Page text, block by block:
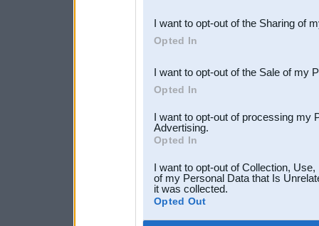
Downstream Participants
third parties.
I want to opt-out of the Sharing of
Opted In
I want to opt-out of the Sale of my
Opted In
I want to opt-out of processing my
Advertising.
Opted In
I want to opt-out of Collection,
of my Personal Data that Is
it was collected.
Opted Out